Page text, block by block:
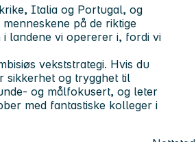
Italia og Portugal, og
på de riktige
i landene vi opererer i, fordi vi
vekststrategi. Hvis du
sikkerhet og trygghet til
og målfokusert, og leter
med fantastiske kolleger i